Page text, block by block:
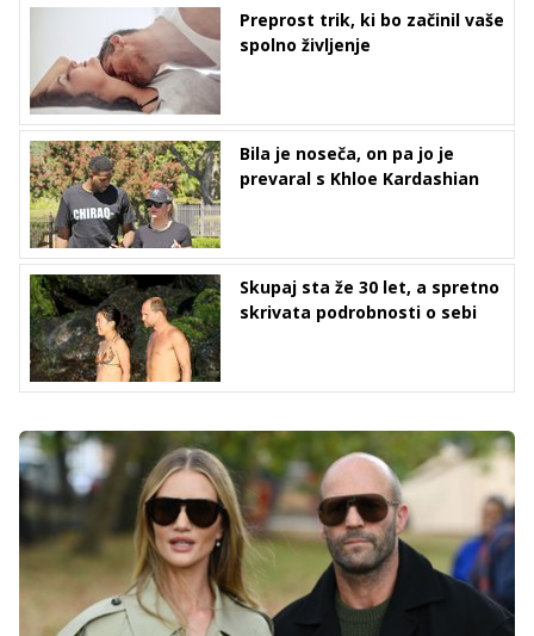
Preprost trik, ki bo začinil vaše
spolno življenje
Bila je noseča, on pa jo je
prevaral s Khloe Kardashian
Skupaj sta že 30 let, a spretno
skrivata podrobnosti o sebi